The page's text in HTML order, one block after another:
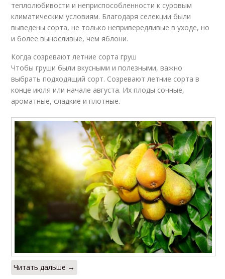
теплолюбивости и неприспособленности к суровым
климатическим условиям. Благодаря селекции были
выведены сорта, не только непривередливые в уходе, но
и более выносливые, чем яблони.
Когда созревают летние сорта груш
Чтобы груши были вкусными и полезными, важно
выбрать подходящий сорт. Созревают летние сорта в
конце июля или начале августа. Их плоды сочные,
ароматные, сладкие и плотные.
Читать дальше →